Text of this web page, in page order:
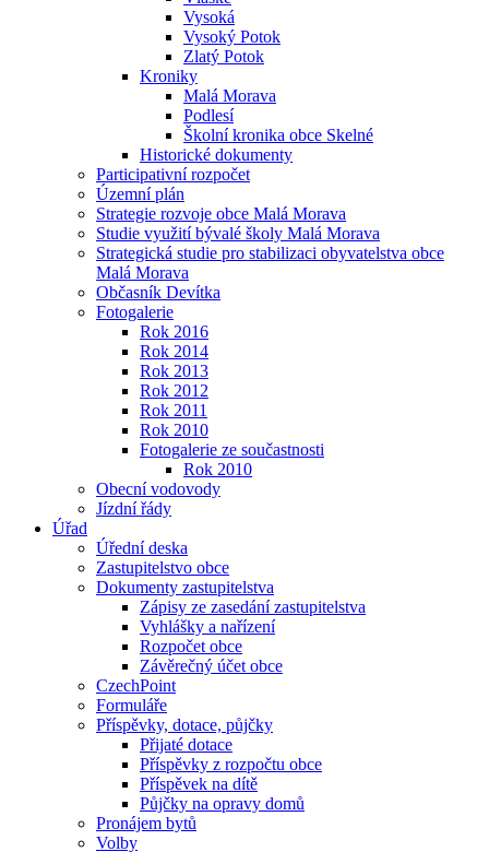
Vysoká
Vysoký Potok
Zlatý Potok
Kroniky
Malá Morava
Podlesí
Školní kronika obce Skelné
Historické dokumenty
Participativní rozpočet
Územní plán
Strategie rozvoje obce Malá Morava
Studie využití bývalé školy Malá Morava
Strategická studie pro stabilizaci obyvatelstva obce
Malá Morava
Občasník Devítka
Fotogalerie
Rok 2016
Rok 2014
Rok 2013
Rok 2012
Rok 2011
Rok 2010
Fotogalerie ze součastnosti
Rok 2010
Obecní vodovody
Jízdní řády
Úřad
Úřední deska
Zastupitelstvo obce
Dokumenty zastupitelstva
Zápisy ze zasedání zastupitelstva
Vyhlášky a nařízení
Rozpočet obce
Závěrečný účet obce
CzechPoint
Formuláře
Příspěvky, dotace, půjčky
Přijaté dotace
Příspěvky z rozpočtu obce
Příspěvek na dítě
Půjčky na opravy domů
Pronájem bytů
Volby